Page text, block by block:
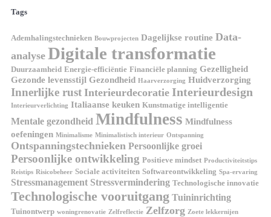
Tags
Ademhalingstechnieken Bouwprojecten Dagelijkse routine Data-
analyse Digitale transformatie
Duurzaamheid Energie-efficiëntie Financiële planning Gezelligheid
Gezonde levensstijl Gezondheid Haarverzorging Huidverzorging
Innerlijke rust Interieurdecoratie Interieurdesign
Interieurverlichting Italiaanse keuken Kunstmatige intelligentie
Mentale gezondheid Mindfulness Mindfulness
oefeningen Minimalisme Minimalistisch interieur Ontspanning
Ontspanningstechnieken Persoonlijke groei
Persoonlijke ontwikkeling Positieve mindset Productiviteitstips
Reistips Risicobeheer Sociale activiteiten Softwareontwikkeling Spa-ervaring
Stressmanagement Stressvermindering Technologische innovatie
Technologische vooruitgang Tuininrichting
Tuinontwerp woningrenovatie Zelfreflectie Zelfzorg Zoete lekkernijen